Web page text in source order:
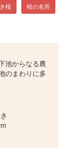
桜 桜の名所
池からなる農
のまわりに多